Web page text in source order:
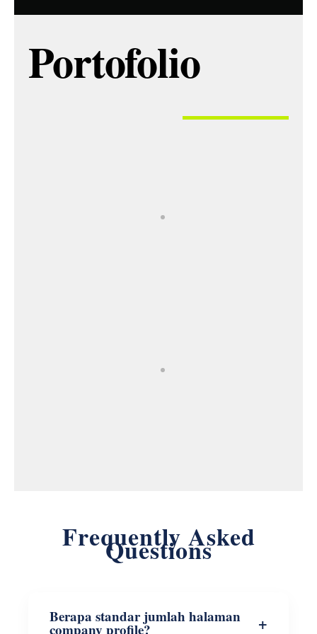
Portofolio
Frequently Asked
Questions
Berapa standar jumlah halaman
company profile?